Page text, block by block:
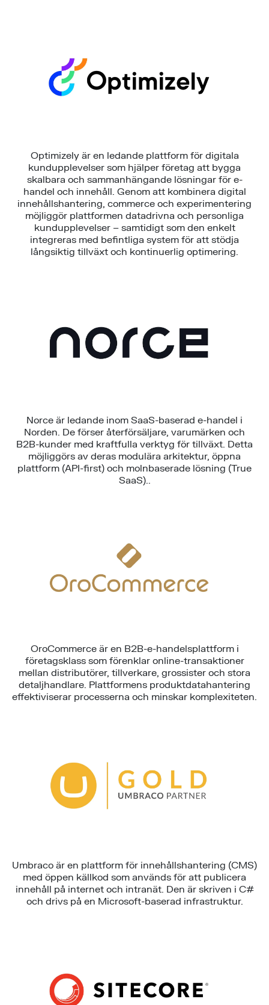
Optimizely är en ledande plattform för digitala
kundupplevelser som hjälper företag att bygga
skalbara och sammanhängande lösningar för e-
handel och innehåll. Genom att kombinera digital
innehållshantering, commerce och experimentering
möjliggör plattformen datadrivna och personliga
kundupplevelser – samtidigt som den enkelt
integreras med befintliga system för att stödja
långsiktig tillväxt och kontinuerlig optimering.
Norce är ledande inom SaaS-baserad e-handel i
Norden. De förser återförsäljare, varumärken och
B2B-kunder med kraftfulla verktyg för tillväxt. Detta
möjliggörs av deras modulära arkitektur, öppna
plattform (API-first) och molnbaserade lösning (True
SaaS)..
OroCommerce är en B2B-e-handelsplattform i
företagsklass som förenklar online-transaktioner
mellan distributörer, tillverkare, grossister och stora
detaljhandlare. Plattformens produktdatahantering
effektiviserar processerna och minskar komplexiteten.
Umbraco är en plattform för innehållshantering (CMS)
med öppen källkod som används för att publicera
innehåll på internet och intranät. Den är skriven i C#
och drivs på en Microsoft-baserad infrastruktur.